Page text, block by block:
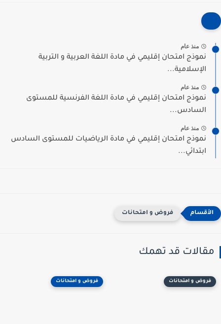
منذ عام
نموذج امتحان إقليمي في مادة اللغة العربية و التربية
الإسلامية...
منذ عام
نموذج امتحان إقليمي في مادة اللغة الفرنسية للمستوى
السادس...
منذ عام
نموذج امتحان إقليمي في مادة الرياضيات للمستوى السادس
ابتدائي...
فروض و امتحانات
مقالات قد تهمك
فروض و امتحانات فروض و امتحانات